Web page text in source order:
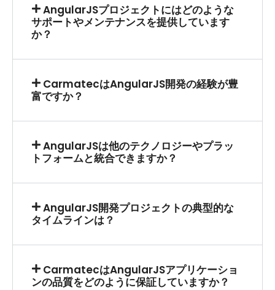
AngularJSプロジェクトにはどのような
サポートやメンテナンスを提供しています
か？
CarmatecはAngularJS開発の経験が豊
富ですか？
AngularJSは他のテクノロジーやプラッ
トフォームと統合できますか？
AngularJS開発プロジェクトの典型的な
タイムラインは？
CarmatecはAngularJSアプリケーショ
ンの品質をどのように保証していますか？